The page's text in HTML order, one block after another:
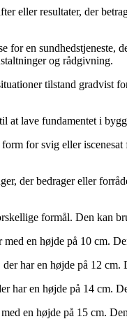
eller resultater, der
for en
og rådgivning.
tilstand
at lave fundamentet i
for svig eller
der bedrager eller
formål. Den kan
en højde på 10 cm.
har en højde på 12
har en højde på 14 cm.
en højde på 15 cm.